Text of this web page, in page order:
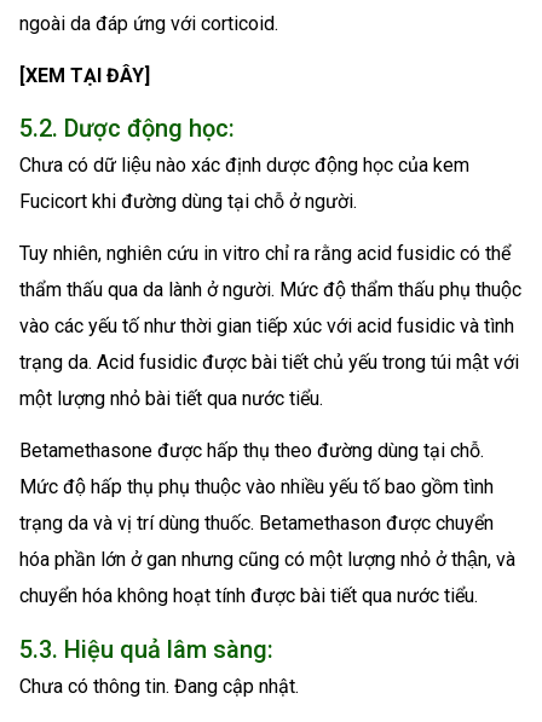
ngoài da đáp ứng với corticoid.
[XEM TẠI ĐÂY]
5.2. Dược động học:
Chưa có dữ liệu nào xác định dược động học của kem
Fucicort khi đường dùng tại chỗ ở người.
Tuy nhiên, nghiên cứu in vitro chỉ ra rằng acid fusidic có thể
thẩm thấu qua da lành ở người. Mức độ thẩm thấu phụ thuộc
vào các yếu tố như thời gian tiếp xúc với acid fusidic và tình
trạng da. Acid fusidic được bài tiết chủ yếu trong túi mật với
một lượng nhỏ bài tiết qua nước tiểu.
Betamethasone được hấp thụ theo đường dùng tại chỗ.
Mức độ hấp thụ phụ thuộc vào nhiều yếu tố bao gồm tình
trạng da và vị trí dùng thuốc. Betamethason được chuyển
hóa phần lớn ở gan nhưng cũng có một lượng nhỏ ở thận, và
chuyển hóa không hoạt tính được bài tiết qua nước tiểu.
5.3. Hiệu quả lâm sàng:
Chưa có thông tin. Đang cập nhật.